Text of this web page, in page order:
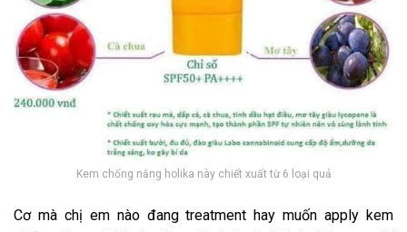
Kem chống nắng holika này chiết xuất từ 6 loại quả
Cơ mà chị em nào đang treatment hay muốn apply kem